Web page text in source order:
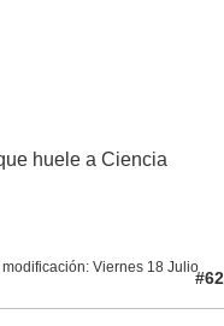
huele a Ciencia
: Viernes 18 Julio
#62